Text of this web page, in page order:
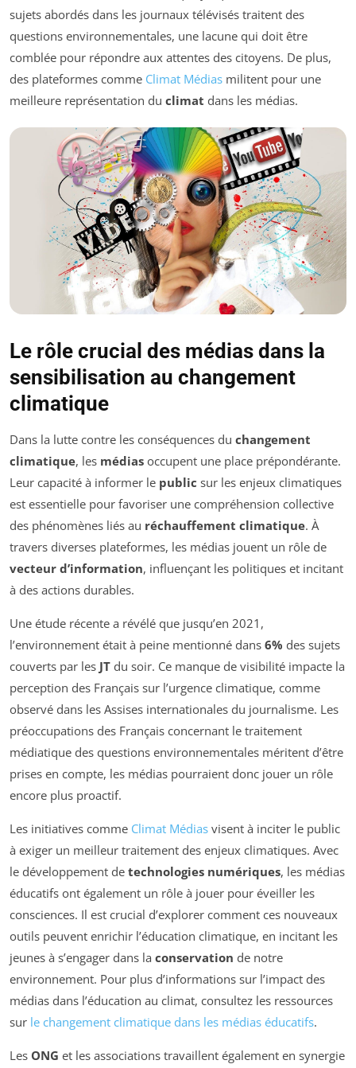
sujets abordés dans les journaux télévisés traitent des
questions environnementales, une lacune qui doit être
comblée pour répondre aux attentes des citoyens. De plus,
des plateformes comme Climat Médias militent pour une
meilleure représentation du climat dans les médias.
Le rôle crucial des médias dans la
sensibilisation au changement
climatique
Dans la lutte contre les conséquences du changement
climatique, les médias occupent une place prépondérante.
Leur capacité à informer le public sur les enjeux climatiques
est essentielle pour favoriser une compréhension collective
des phénomènes liés au réchauffement climatique. À
travers diverses plateformes, les médias jouent un rôle de
vecteur d’information, influençant les politiques et incitant
à des actions durables.
Une étude récente a révélé que jusqu’en 2021,
l’environnement était à peine mentionné dans 6% des sujets
couverts par les JT du soir. Ce manque de visibilité impacte la
perception des Français sur l’urgence climatique, comme
observé dans les Assises internationales du journalisme. Les
préoccupations des Français concernant le traitement
médiatique des questions environnementales méritent d’être
prises en compte, les médias pourraient donc jouer un rôle
encore plus proactif.
Les initiatives comme Climat Médias visent à inciter le public
à exiger un meilleur traitement des enjeux climatiques. Avec
le développement de technologies numériques, les médias
éducatifs ont également un rôle à jouer pour éveiller les
consciences. Il est crucial d’explorer comment ces nouveaux
outils peuvent enrichir l’éducation climatique, en incitant les
jeunes à s’engager dans la conservation de notre
environnement. Pour plus d’informations sur l’impact des
médias dans l’éducation au climat, consultez les ressources
sur le changement climatique dans les médias éducatifs.
Les ONG et les associations travaillent également en synergie